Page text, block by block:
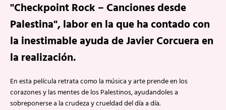
"Checkpoint Rock – Canciones desde
Palestina", labor en la que ha contado con
la inestimable ayuda de Javier Corcuera en
la realización.
En esta película retrata como la música y arte prende en los
corazones y las mentes de los Palestinos, ayudandoles a
sobreponerse a la crudeza y crueldad del día a día.